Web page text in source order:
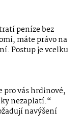
peníze bez
máte právo na
Postup je vcelku
pro vás hrdinové,
nezaplatí.“
navýšení